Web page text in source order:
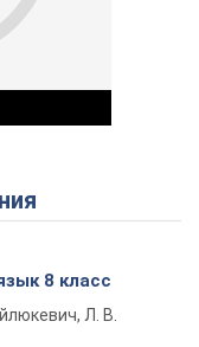
8 класс
Л. В.